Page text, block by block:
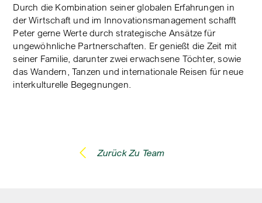
Durch die Kombination seiner globalen Erfahrungen in
der Wirtschaft und im Innovationsmanagement schafft
Peter gerne Werte durch strategische Ansätze für
ungewöhnliche Partnerschaften. Er genießt die Zeit mit
seiner Familie, darunter zwei erwachsene Töchter, sowie
das Wandern, Tanzen und internationale Reisen für neue
interkulturelle Begegnungen.
Zurück Zu Team